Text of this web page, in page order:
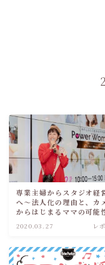
専業主婦からスタジオ経
へ～法人化の理由と、カ
からはじまるママの可能
2020.03.27 レ